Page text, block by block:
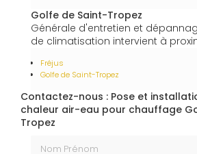
Golfe de Saint-Tropez
Générale d'entretien et
de climatisation intervient à
Fréjus
Golfe de Saint-Tropez
Contactez-nous : Pose et
chaleur air-eau pour chauffage
Tropez